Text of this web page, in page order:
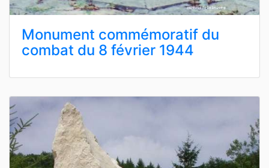
Monument commémoratif du
combat du 8 février 1944